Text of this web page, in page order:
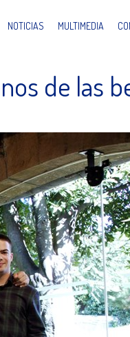
NOTICIAS MULTIMEDIA
de las